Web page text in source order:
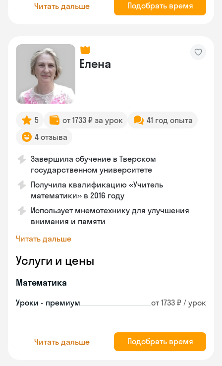
Читать дальше Подобрать время
Елена
5 от 1733 ₽ за урок
41 год опыта
4 отзыва
Завершила обучение в Тверском
государственном университете
Получила квалификацию «Учитель
математики» в 2016 году
Использует мнемотехнику для улучшения
внимания и памяти
Читать дальше
Услуги и цены
Математика
Уроки - премиум от 1733 ₽ / урок
Читать дальше Подобрать время